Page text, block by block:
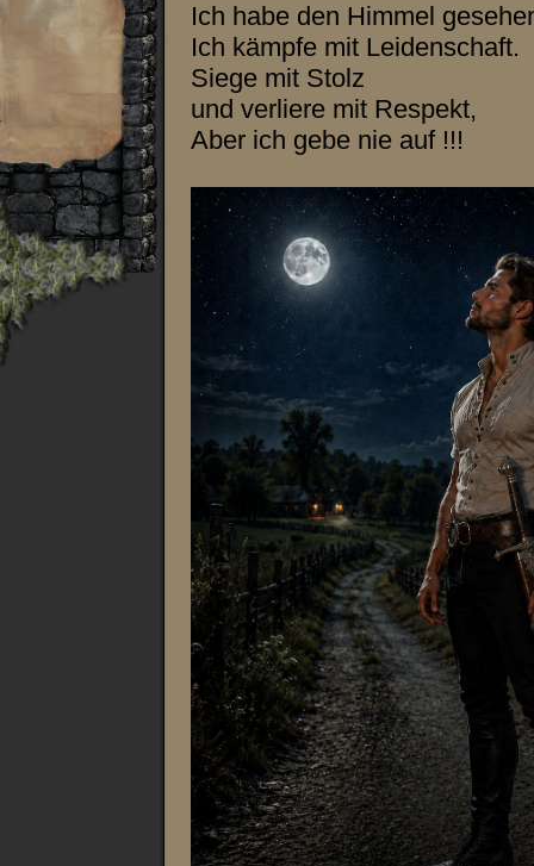
Ich habe den Himmel
Ich kämpfe mit Leidenschaft.
Siege mit Stolz
und verliere mit Respekt,
Aber ich gebe nie auf !!!